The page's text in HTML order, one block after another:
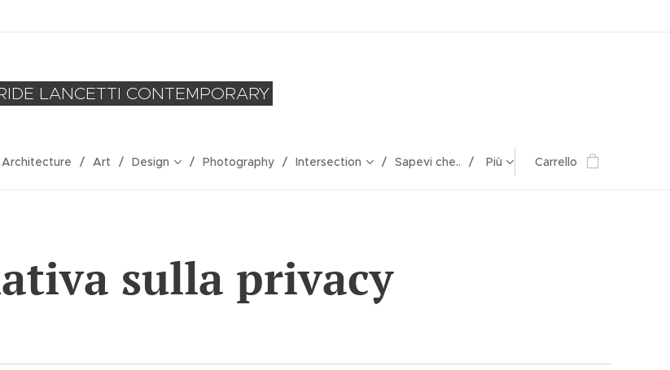
LANCETTI CONTEMPORARY
Architecture Art Design Photography Intersection Sapevi che.. Più Carrello
sulla privacy